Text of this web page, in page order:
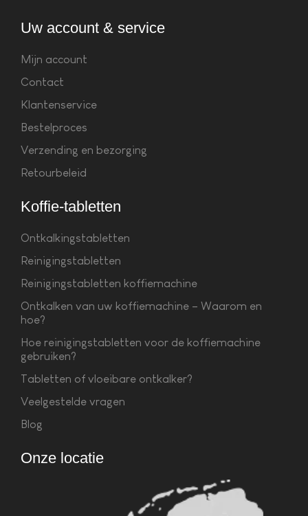
Uw account & service
Mijn account
Contact
Klantenservice
Bestelproces
Verzending en bezorging
Retourbeleid
Koffie-tabletten
Ontkalkingstabletten
Reinigingstabletten
Reinigingstabletten koffiemachine
Ontkalken van uw koffiemachine – Waarom en
hoe?
Hoe reinigingstabletten voor de koffiemachine
gebruiken?
Tabletten of vloeibare ontkalker?
Veelgestelde vragen
Blog
Onze locatie